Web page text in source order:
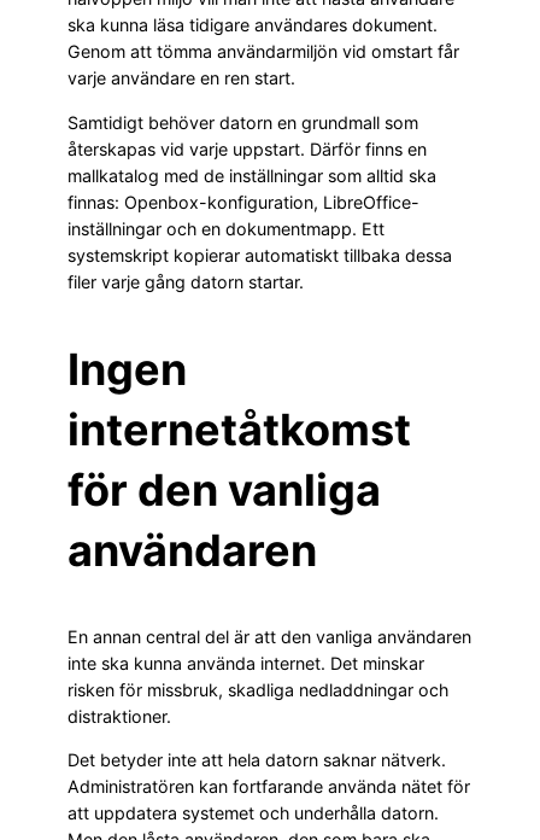
ska kunna läsa tidigare användares dokument.
Genom att tömma användarmiljön vid omstart får
varje användare en ren start.
Samtidigt behöver datorn en grundmall som
återskapas vid varje uppstart. Därför finns en
mallkatalog med de inställningar som alltid ska
finnas: Openbox-konfiguration, LibreOffice-
inställningar och en dokumentmapp. Ett
systemskript kopierar automatiskt tillbaka dessa
filer varje gång datorn startar.
Ingen
internetåtkomst
för den vanliga
användaren
En annan central del är att den vanliga användaren
inte ska kunna använda internet. Det minskar
risken för missbruk, skadliga nedladdningar och
distraktioner.
Det betyder inte att hela datorn saknar nätverk.
Administratören kan fortfarande använda nätet för
att uppdatera systemet och underhålla datorn.